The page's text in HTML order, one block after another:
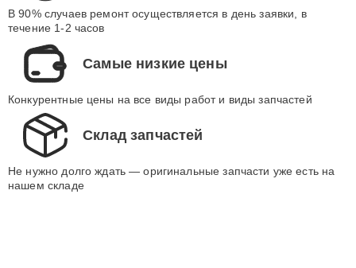
В 90% случаев ремонт осуществляется в день заявки, в
течение 1-2 часов
Самые низкие цены
Конкурентные цены на все виды работ и виды запчастей
Склад запчастей
Не нужно долго ждать — оригинальные запчасти уже есть на
нашем складе